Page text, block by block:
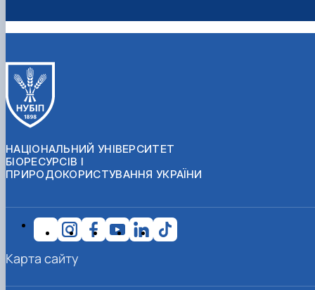
НАЦІОНАЛЬНИЙ УНІВЕРСИТЕТ
БІОРЕСУРСІВ І
ПРИРОДОКОРИСТУВАННЯ УКРАЇНИ
Карта сайту